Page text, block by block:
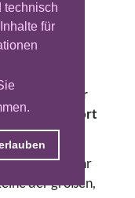
technisch
für
PM,
das
zum
Wavemaker
ab sofort
Agentur.
einen sehr
der großen,